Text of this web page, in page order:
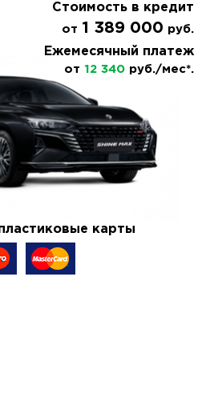
Стоимость в кредит
от 1 389 000 руб.
Ежемесячный платеж
от 12 340 руб./мес*.
карты